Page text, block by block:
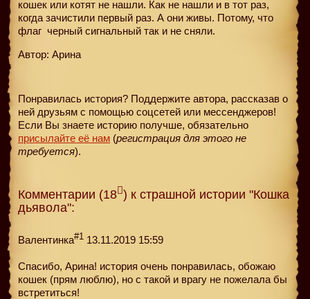
кошек или котят не нашли. Как не нашли и в тот раз,
когда зачистили первый раз. А они живы. Потому, что
флаг черный сигнальный так и не сняли.
Автор: Арина
Понравилась история? Поддержите автора, рассказав о
ней друзьям с помощью соцсетей или мессенджеров!
Если Вы знаете историю получше, обязательно
присылайте её нам (регистрация для этого не
требуется).
Комментарии (18 ) к страшной истории "Кошка
дьявола":
Валентинка#1 13.11.2019 15:59
Спасибо, Арина! история очень понравилась, обожаю
кошек (прям люблю), но с такой и врагу не пожелала бы
встретиться!